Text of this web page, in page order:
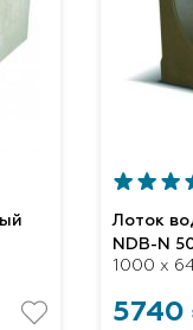
Лоток
NDB-N
1000 x
5740